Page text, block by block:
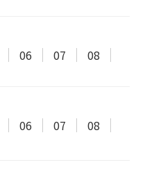
06 07
08
06 07
08